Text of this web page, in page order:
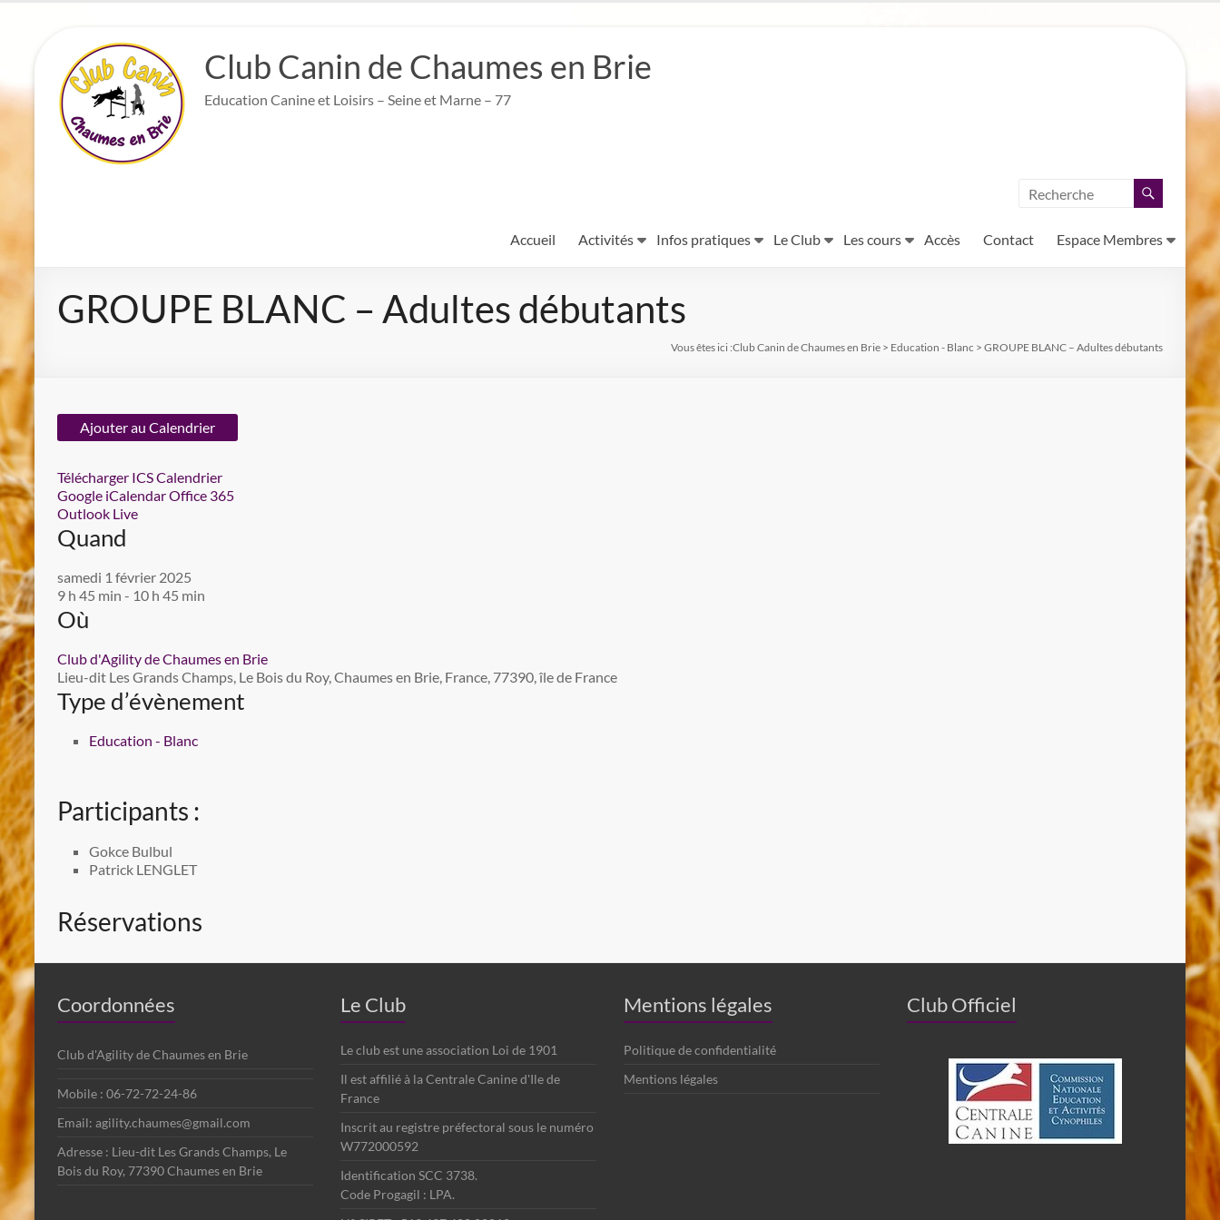
contenu
Club Canin de Chaumes en Brie
Education Canine et Loisirs – Seine et Marne – 77
Accueil Activités Infos pratiques Le Club Les cours Accès Contact Espace Membres
GROUPE BLANC – Adultes débutants
Vous êtes ici :Club Canin de Chaumes en Brie > Education - Blanc > GROUPE BLANC – Adultes débutants
Ajouter au Calendrier
Télécharger ICSCalendrier
Google iCalendarOffice 365
Outlook Live
Quand
samedi 1 février 2025
9 h 45 min - 10 h 45 min
Où
Club d'Agility de Chaumes en Brie
Lieu-dit Les Grands Champs, Le Bois du Roy, Chaumes en Brie, France, 77390, île de France
Type d’évènement
Education - Blanc
Participants :
Gokce Bulbul
Patrick LENGLET
Réservations
Coordonnées
Club d'Agility de Chaumes en Brie
Mobile : 06-72-72-24-86
Email: agility.chaumes@gmail.com
Adresse : Lieu-dit Les Grands Champs, Le
Bois du Roy, 77390 Chaumes en Brie
Le Club
Le club est une association Loi de 1901
Il est affilié à la Centrale Canine d'Ile de
France
Inscrit au registre préfectoral sous le numéro
W772000592
Identification SCC 3738.
Code Progagil : LPA.
Mentions légales
Politique de confidentialité
Mentions légales
Club Officiel